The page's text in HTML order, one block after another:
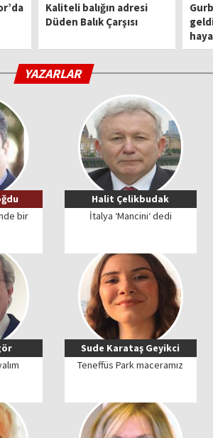
Kaliteli balığın adresi
Düden Balık Çarşısı
YAZARLAR
bir
Halit Çelikbudak
İtalya ‘Mancini‘ dedi
Sude Karataş Geyikci
Teneffüs Park maceramız